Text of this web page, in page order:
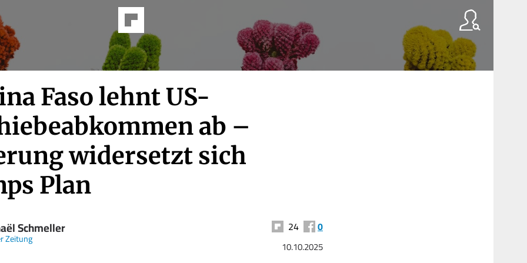
Faso lehnt US-
ab –
widersetzt sich
Plan
Schmeller
Zeitung
24 0
10.10.2025